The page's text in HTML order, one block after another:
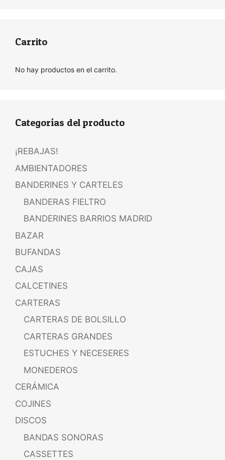
Carrito
No hay productos en el carrito.
Categorías del producto
¡REBAJAS!
AMBIENTADORES
BANDERINES Y CARTELES
BANDERAS FIELTRO
BANDERINES BARRIOS MADRID
BAZAR
BUFANDAS
CAJAS
CALCETINES
CARTERAS
CARTERAS DE BOLSILLO
CARTERAS GRANDES
ESTUCHES Y NECESERES
MONEDEROS
CERÁMICA
COJINES
DISCOS
BANDAS SONORAS
CASSETTES